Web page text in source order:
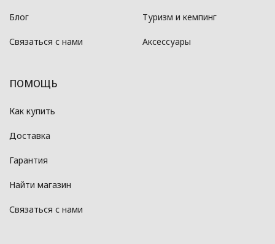
Блог
Связаться с нами
Туризм и кемпинг
Аксессуары
ПОМОЩЬ
Как купить
Доставка
Гарантия
Найти магазин
Связаться с нами